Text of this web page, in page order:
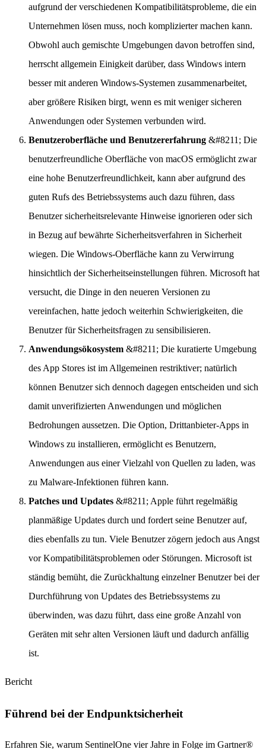
aufgrund der verschiedenen Kompatibilitätsprobleme, die ein
Unternehmen lösen muss, noch komplizierter machen kann.
Obwohl auch gemischte Umgebungen davon betroffen sind,
herrscht allgemein Einigkeit darüber, dass Windows intern
besser mit anderen Windows-Systemen zusammenarbeitet,
aber größere Risiken birgt, wenn es mit weniger sicheren
Anwendungen oder Systemen verbunden wird.
Benutzeroberfläche und Benutzererfahrung &#8211; Die
benutzerfreundliche Oberfläche von macOS ermöglicht zwar
eine hohe Benutzerfreundlichkeit, kann aber aufgrund des
guten Rufs des Betriebssystems auch dazu führen, dass
Benutzer sicherheitsrelevante Hinweise ignorieren oder sich
in Bezug auf bewährte Sicherheitsverfahren in Sicherheit
wiegen. Die Windows-Oberfläche kann zu Verwirrung
hinsichtlich der Sicherheitseinstellungen führen. Microsoft hat
versucht, die Dinge in den neueren Versionen zu
vereinfachen, hatte jedoch weiterhin Schwierigkeiten, die
Benutzer für Sicherheitsfragen zu sensibilisieren.
Anwendungsökosystem &#8211; Die kuratierte Umgebung
des App Stores ist im Allgemeinen restriktiver; natürlich
können Benutzer sich dennoch dagegen entscheiden und sich
damit unverifizierten Anwendungen und möglichen
Bedrohungen aussetzen. Die Option, Drittanbieter-Apps in
Windows zu installieren, ermöglicht es Benutzern,
Anwendungen aus einer Vielzahl von Quellen zu laden, was
zu Malware-Infektionen führen kann.
Patches und Updates &#8211; Apple führt regelmäßig
planmäßige Updates durch und fordert seine Benutzer auf,
dies ebenfalls zu tun. Viele Benutzer zögern jedoch aus Angst
vor Kompatibilitätsproblemen oder Störungen. Microsoft ist
ständig bemüht, die Zurückhaltung einzelner Benutzer bei der
Durchführung von Updates des Betriebssystems zu
überwinden, was dazu führt, dass eine große Anzahl von
Geräten mit sehr alten Versionen läuft und dadurch anfällig
ist.
Bericht
Führend bei der Endpunktsicherheit
Erfahren Sie, warum SentinelOne vier Jahre in Folge im Gartner®